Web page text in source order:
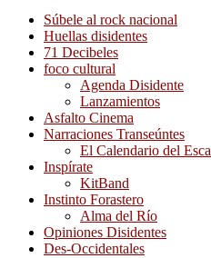
Súbele al rock nacional
Huellas disidentes
71 Decibeles
foco cultural
Agenda Disidente
Lanzamientos
Asfalto Cinema
Narraciones Transeúntes
El Calendario del
Inspírate
KitBand
Instinto Forastero
Alma del Río
Opiniones Disidentes
Des-Occidentales